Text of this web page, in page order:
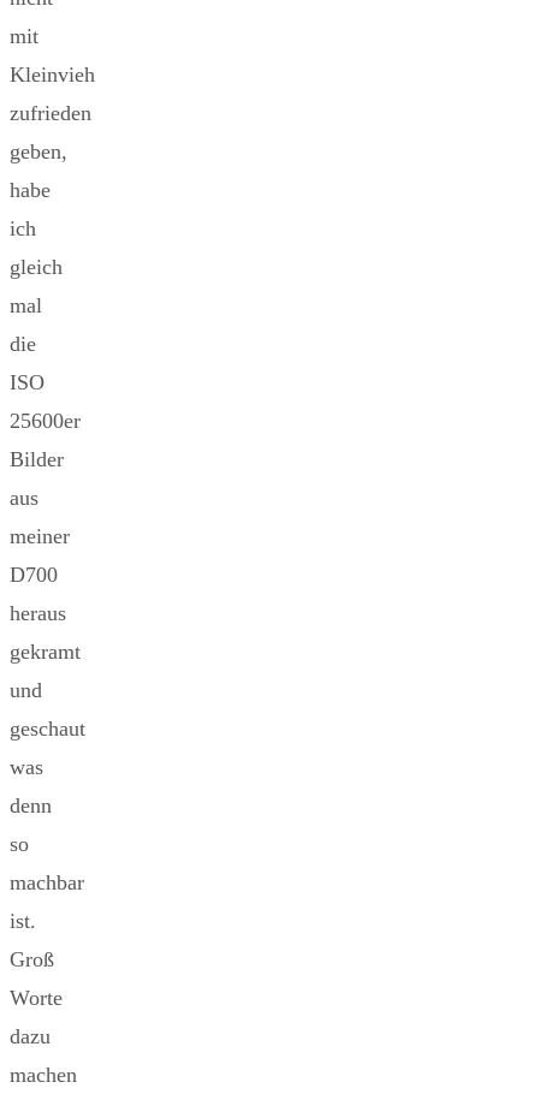
mit
Kleinvieh
zufrieden
geben,
habe
ich
gleich
mal
die
ISO
25600er
Bilder
aus
meiner
D700
heraus
gekramt
und
geschaut
was
denn
so
machbar
ist.
Groß
Worte
dazu
machen